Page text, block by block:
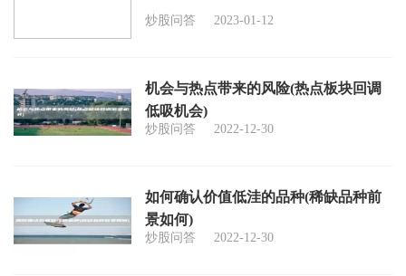
炒股问答 2023-01-12
机会与热点带来的风险(热点板块回调
低吸机会)
炒股问答 2022-12-30
如何确认价值低洼的品种(稀缺品种前
景如何)
炒股问答 2022-12-30